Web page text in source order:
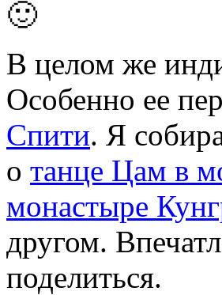
🙂
В целом же
Особенно ее
Спити. Я
о танце Цам в
монастыре
другом.
поделиться.